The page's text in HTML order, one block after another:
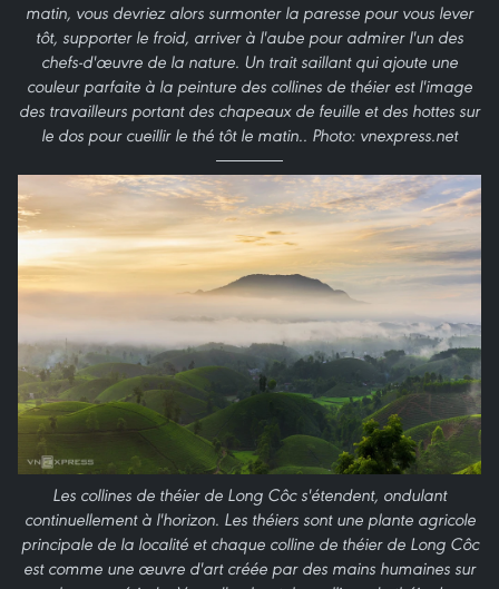
matin, vous devriez alors surmonter la paresse pour vous lever
tôt, supporter le froid, arriver à l'aube pour admirer l'un des
chefs-d'œuvre de la nature. Un trait saillant qui ajoute une
couleur parfaite à la peinture des collines de théier est l'image
des travailleurs portant des chapeaux de feuille et des hottes sur
le dos pour cueillir le thé tôt le matin.. Photo: vnexpress.net
Les collines de théier de Long Côc s'étendent, ondulant
continuellement à l'horizon. Les théiers sont une plante agricole
principale de la localité et chaque colline de théier de Long Côc
est comme une œuvre d'art créée par des mains humaines sur